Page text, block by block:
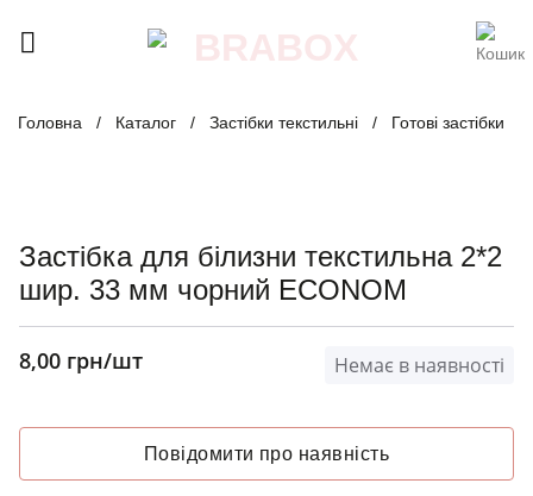
Головна / Каталог / Застібки текстильні / Готові застібки
Застібка для білизни текстильна 2*2
шир. 33 мм чорний ECONOM
8,00 грн/шт Немає в наявності